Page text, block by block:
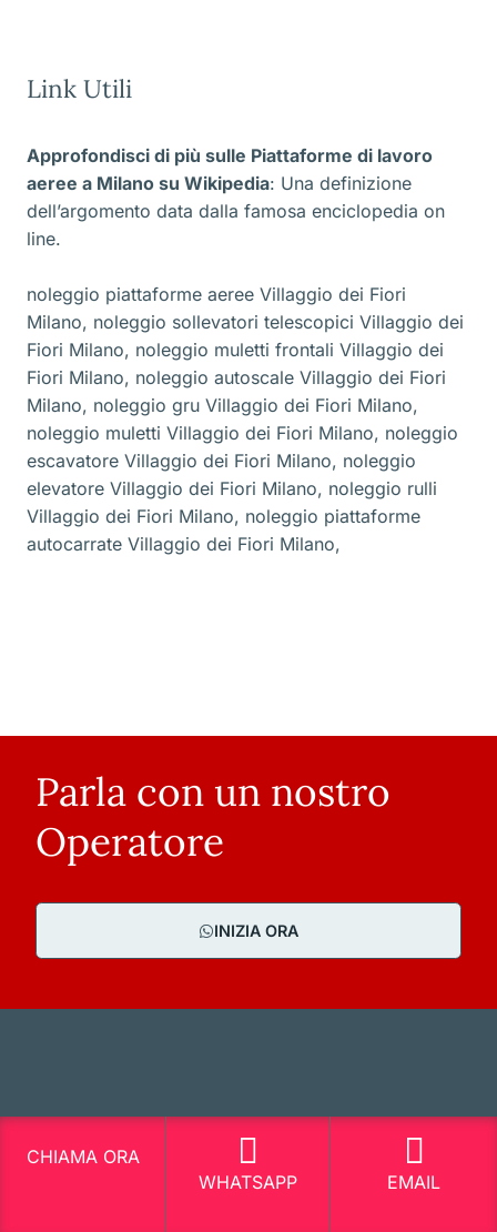
Link Utili
Approfondisci di più sulle Piattaforme di lavoro
aeree a Milano su Wikipedia: Una definizione
dell’argomento data dalla famosa enciclopedia on
line.
noleggio piattaforme aeree Villaggio dei Fiori
Milano, noleggio sollevatori telescopici Villaggio dei
Fiori Milano, noleggio muletti frontali Villaggio dei
Fiori Milano, noleggio autoscale Villaggio dei Fiori
Milano, noleggio gru Villaggio dei Fiori Milano,
noleggio muletti Villaggio dei Fiori Milano, noleggio
escavatore Villaggio dei Fiori Milano, noleggio
elevatore Villaggio dei Fiori Milano, noleggio rulli
Villaggio dei Fiori Milano, noleggio piattaforme
autocarrate Villaggio dei Fiori Milano,
Parla con un nostro
Operatore
INIZIA ORA
CHIAMA ORA
WHATSAPP
EMAIL